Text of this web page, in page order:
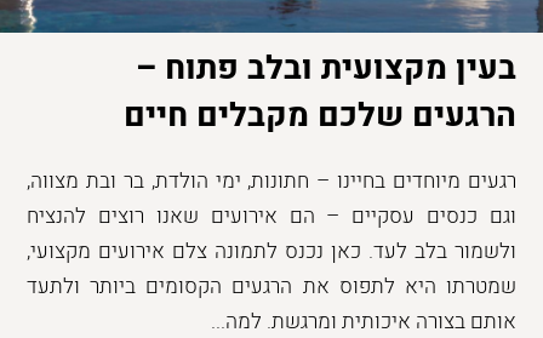
בעין מקצועית ובלב פתוח –
הרגעים שלכם מקבלים חיים
רגעים מיוחדים בחיינו – חתונות, ימי הולדת, בר ובת מצווה,
וגם כנסים עסקיים – הם אירועים שאנו רוצים להנציח
ולשמור בלב לעד. כאן נכנס לתמונה צלם אירועים מקצועי,
שמטרתו היא לתפוס את הרגעים הקסומים ביותר ולתעד
אותם בצורה איכותית ומרגשת. למה...